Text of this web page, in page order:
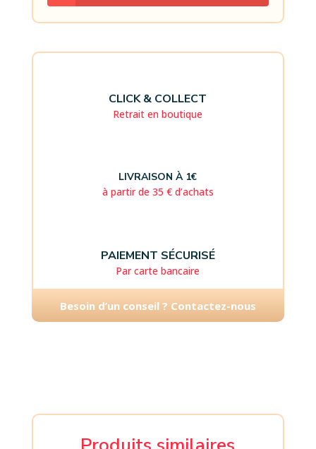
CLICK & COLLECT
Retrait en boutique
LIVRAISON À 1€
à partir de 35 € d’achats
PAIEMENT SÉCURISÉ
Par carte bancaire
Besoin d’un conseil ? Contactez-nous